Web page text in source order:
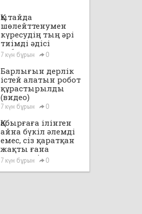
Қытайда
шөлейттенумен
күресудің тың әрі
тиімді әдісі
табылды
7 күн бұрын 0
Барлығын дерлік
істей алатын робот
құрастырылды
(видео)
7 күн бұрын 0
Қабырғаға ілінген
айна бүкіл әлемді
емес, сіз қаратқан
жақты ғана
көрсетеді
7 күн бұрын 0